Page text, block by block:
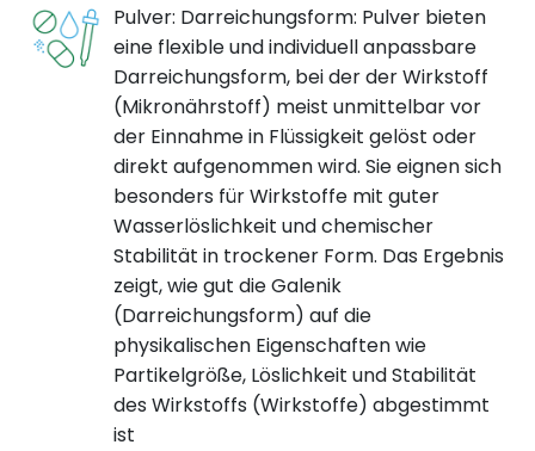
Pulver: Darreichungsform: Pulver bieten
eine flexible und individuell anpassbare
Darreichungsform, bei der der Wirkstoff
(Mikronährstoff) meist unmittelbar vor
der Einnahme in Flüssigkeit gelöst oder
direkt aufgenommen wird. Sie eignen sich
besonders für Wirkstoffe mit guter
Wasserlöslichkeit und chemischer
Stabilität in trockener Form. Das Ergebnis
zeigt, wie gut die Galenik
(Darreichungsform) auf die
physikalischen Eigenschaften wie
Partikelgröße, Löslichkeit und Stabilität
des Wirkstoffs (Wirkstoffe) abgestimmt
ist